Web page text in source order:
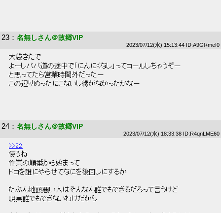
23 ： 名無しさん＠故郷VIP
2023/07/12(水) 15:13:44 ID:A9Gl+meI0
大袋きたで
よーしパパ道の途中で「にんにくなし」ってコールしちゃうぞー
と思ってたら営業時間外だったー
この辺りめったにこないし縁がなかったかなー
24 ： 名無しさん＠故郷VIP
2023/07/12(水) 18:33:38 ID:R4qnLME60
>>22
使うね
作業の順番から始まって
ドコを誰にやらせてなにを後回しにするか
たぶん地頭悪い人はそんなん誰でもできるだろって言うけど
現実誰でもできないわけだから